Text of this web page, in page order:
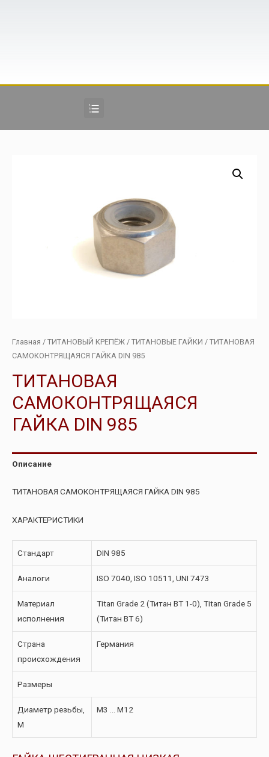
Главная / ТИТАНОВЫЙ КРЕПЁЖ / ТИТАНОВЫЕ ГАЙКИ / ТИТАНОВАЯ
САМОКОНТРЯЩАЯСЯ ГАЙКА DIN 985
ТИТАНОВАЯ
САМОКОНТРЯЩАЯСЯ
ГАЙКА DIN 985
Описание
ТИТАНОВАЯ САМОКОНТРЯЩАЯСЯ ГАЙКА DIN 985
ХАРАКТЕРИСТИКИ
Стандарт DIN 985
Аналоги ISO 7040, ISO 10511, UNI 7473
Материал
исполнения
Titan Grade 2 (Титан ВТ 1-0), Titan Grade 5
(Титан ВТ 6)
Страна
происхождения
Германия
Размеры
Диаметр резьбы,
М
M3 … M12